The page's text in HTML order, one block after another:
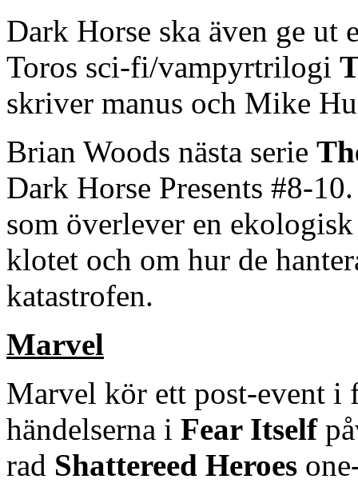
Dark Horse ska även ge ut
Toros sci-fi/vampyrtrilogi
skriver manus och Mike
Brian Woods nästa serie
Dark Horse Presents #8-
som överlever en
klotet och om hur de
katastrofen.
Marvel
Marvel kör ett post-event i
händelserna i Fear Itself
rad Shattereed Heroes